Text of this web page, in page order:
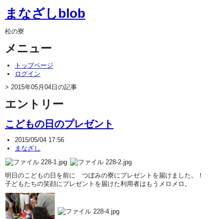
まなざしblob
松の寮
メニュー
トップページ
ログイン
> 2015年05月04日の記事
エントリー
こどもの日のプレゼント
2015/05/04 17:56
まなざし
明日のこどもの日を前に つぼみの寮にプレゼントを届けました。！
子どもたちの笑顔にプレゼントを届けた利用者はもうメロメロ。